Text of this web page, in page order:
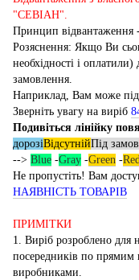
"СЕВІАН".
Принцип відвантаження -
Розяснення: Якщо Ви
необхідності і
замовлення.
Наприклад, Вам може
Зверніть увагу на виріб
Подивіться лінійку
дорозіВідсутнійПід
--> Blue -Gray -Green -Red
Не пропустіть! Вам
НАЯВНІСТЬ ТОВАРІВ
ПРИМІТКИ
1. Виріб розроблено для
посередників по прямим
виробниками.